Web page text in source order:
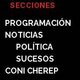
SECCIONES
PROGRAMACIÓN
NOTICIAS
POLÍTICA
SUCESOS
CONI CHEREP